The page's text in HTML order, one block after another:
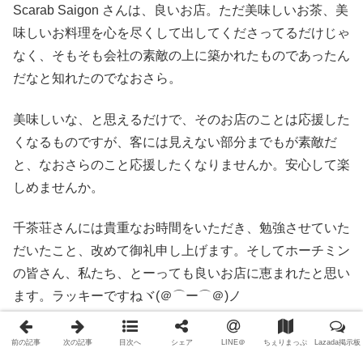
Scarab Saigon さんは、良いお店。ただ美味しいお茶、美
味しいお料理を心を尽くして出してくださってるだけじゃ
なく、そもそも会社の素敵の上に築かれたものであったん
だなと知れたのでなおさら。
美味しいな、と思えるだけで、そのお店のことは応援した
くなるものですが、客には見えない部分までもが素敵だ
と、なおさらのこと応援したくなりませんか。安心して楽
しめませんか。
千茶荘さんには貴重なお時間をいただき、勉強させていた
だいたこと、改めて御礼申し上げます。そしてホーチミン
の皆さん、私たち、とーっても良いお店に恵まれたと思い
ます。ラッキーですねヾ(＠⌒ー⌒＠)ノ
前の記事 次の記事 目次へ シェア LINE＠ ちぇりまっぷ Lazada掲示板